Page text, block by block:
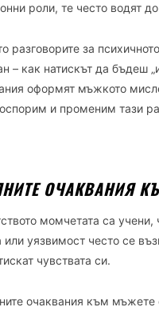
роли, те често водят
разговорите за
– как натискът да бъдеш
оформят мъжкото
и променим тази
ОЧАКВАНИЯ
момчетата са учени,
или уязвимост често се
чувствата си.
очаквания към мъжете